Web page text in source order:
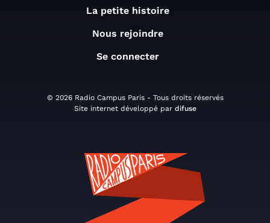
La petite histoire
Nous rejoindre
Se connecter
© 2026 Radio Campus Paris - Tous droits réservés
Site internet développé par difuse